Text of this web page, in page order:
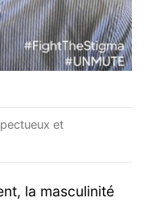
et
la masculinité